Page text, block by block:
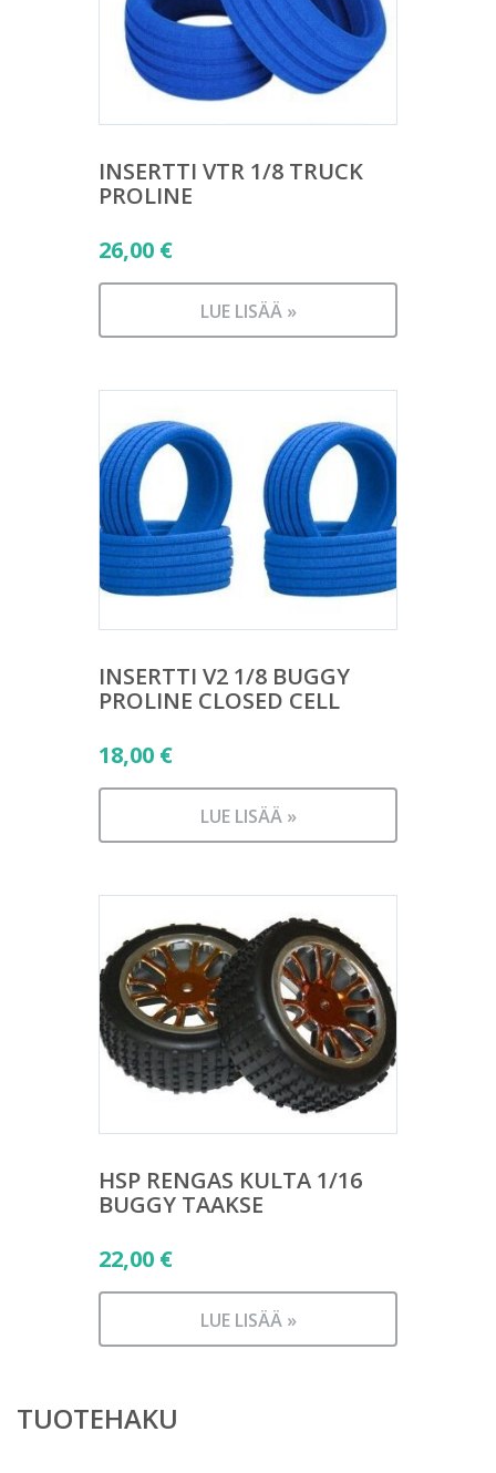
INSERTTI VTR 1/8 TRUCK
PROLINE
26,00 €
LUE LISÄÄ »
INSERTTI V2 1/8 BUGGY
PROLINE CLOSED CELL
18,00 €
LUE LISÄÄ »
HSP RENGAS KULTA 1/16
BUGGY TAAKSE
22,00 €
LUE LISÄÄ »
TUOTEHAKU